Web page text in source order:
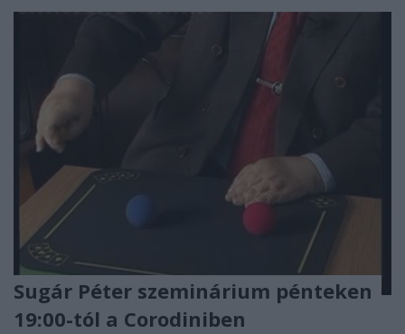
Sugár Péter szeminárium pénteken
19:00-tól a Corodiniben